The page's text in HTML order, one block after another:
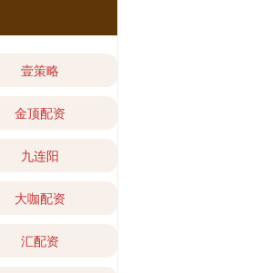
壹策略
金顶配资
九连阳
大咖配资
汇配资